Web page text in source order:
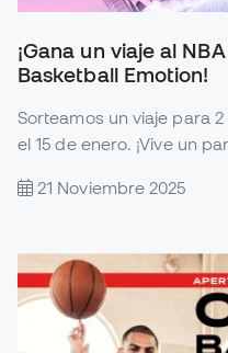
¡Gana un viaje al
Basketball Emotion!
Sorteamos un viaje para
el 15 de enero. ¡Vive un
21 Noviembre 2025